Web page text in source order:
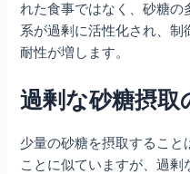
れた食事ではなく、砂糖の
系が過剰に活性化され、制
耐性が増します。
過剰な砂糖摂取
少量の砂糖を摂取すること
ことに似ていますが、過剰